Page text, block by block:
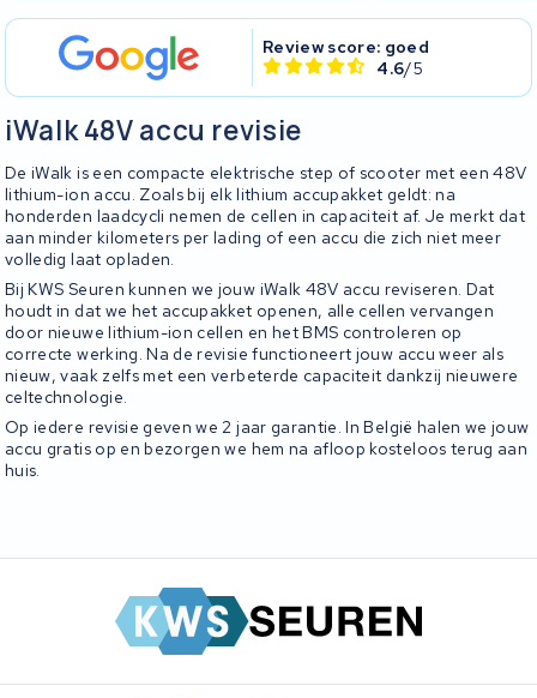
Review score: goed
4.6/5
iWalk 48V accu revisie
De iWalk is een compacte elektrische step of scooter met een 48V
lithium-ion accu. Zoals bij elk lithium accupakket geldt: na
honderden laadcycli nemen de cellen in capaciteit af. Je merkt dat
aan minder kilometers per lading of een accu die zich niet meer
volledig laat opladen.
Bij KWS Seuren kunnen we jouw iWalk 48V accu reviseren. Dat
houdt in dat we het accupakket openen, alle cellen vervangen
door nieuwe lithium-ion cellen en het BMS controleren op
correcte werking. Na de revisie functioneert jouw accu weer als
nieuw, vaak zelfs met een verbeterde capaciteit dankzij nieuwere
celtechnologie.
Op iedere revisie geven we 2 jaar garantie. In België halen we jouw
accu gratis op en bezorgen we hem na afloop kosteloos terug aan
huis.